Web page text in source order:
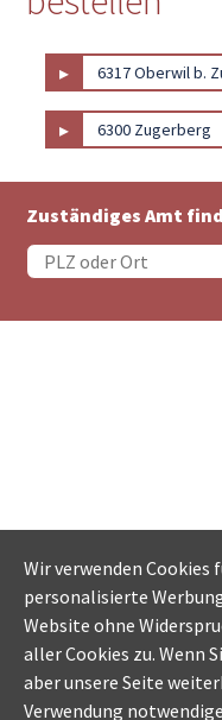
▸ 6317 Oberwil b.
▸ 6300 Zugerberg
Zuständiges Amt
Wir verwenden
personalisierte
Website ohne
aller Cookies zu. Wenn
aber unsere Seite
Verwendung